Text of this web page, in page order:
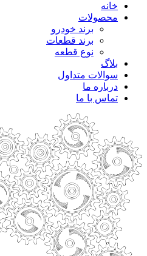
خانه
محصولات
برند خودرو
برند قطعات
نوع قطعه
بلاگ
سوالات متداول
درباره ما
تماس با ما